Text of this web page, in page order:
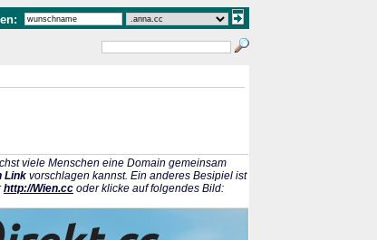
viele Menschen eine Domain gemeinsam
Link vorschlagen kannst. Ein anderes Besipiel ist
http://Wien.cc oder klicke auf folgendes Bild: